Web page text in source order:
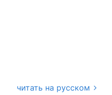
читать на русском